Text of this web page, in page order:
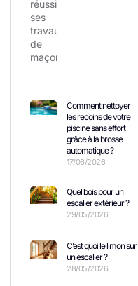
Comment nettoyer
les recoins de votre
piscine sans effort
grâce à la brosse
automatique ?
17/06/2026
Quel bois pour un
escalier extérieur ?
29/05/2026
C’est quoi le limon sur
un escalier ?
28/05/2026